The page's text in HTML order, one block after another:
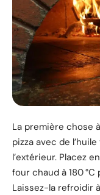
La première chose
pizza avec de
l’extérieur. Placez
four chaud à 180
Laissez-la refroidir